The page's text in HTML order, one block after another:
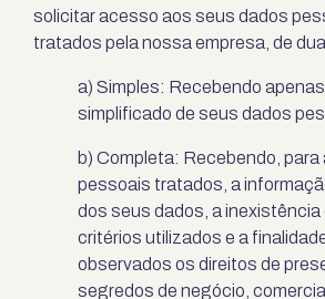
solicitar acesso aos seus dados
tratados pela nossa empresa, de
a) Simples: Recebendo
simplificado de seus dados
b) Completa: Recebendo, para
pessoais tratados, a
dos seus dados, a inexistência
critérios utilizados e a
observados os direitos de
segredos de negócio,